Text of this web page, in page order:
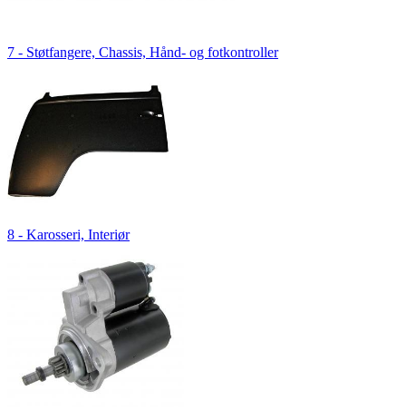
7 - Støtfangere, Chassis, Hånd- og fotkontroller
8 - Karosseri, Interiør